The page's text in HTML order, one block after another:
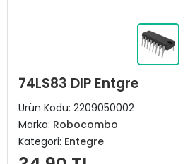
74LS83 DIP Entgre
Ürün Kodu: 2209050002
Marka: Robocombo
Kategori: Entegre